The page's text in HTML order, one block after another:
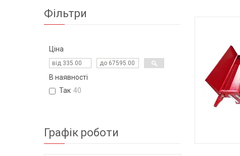
Фільтри
Ціна
В наявності
Так 40
Графік роботи